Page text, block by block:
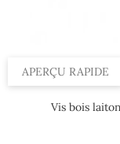
APERÇU RAPIDE
Vis bois